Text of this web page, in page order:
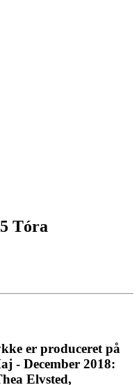
Tóra
er produceret på
- December 2018:
Elvsted,